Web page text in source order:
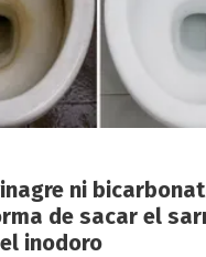
ni
de sacar el
inodoro